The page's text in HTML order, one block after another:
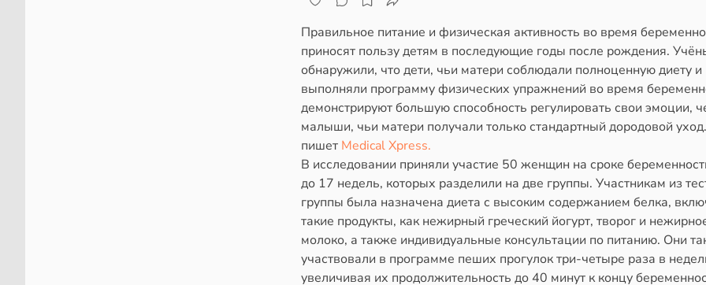
Правильное питание и физическая активность во время
приносят пользу детям в последующие годы после рождения.
обнаружили, что дети, чьи матери соблюдали полноценную диету и
выполняли программу физических упражнений во время
демонстрируют большую способность регулировать свои эмоции,
малыши, чьи матери получали только стандартный дородовой
пишет Medical Xpress.
В исследовании приняли участие 50 женщин на сроке
до 17 недель, которых разделили на две группы. Участникам из
группы была назначена диета с высоким содержанием белка,
такие продукты, как нежирный греческий йогурт, творог и
молоко, а также индивидуальные консультации по питанию. Они
участвовали в программе пеших прогулок три-четыре раза в
увеличивая их продолжительность до 40 минут к концу